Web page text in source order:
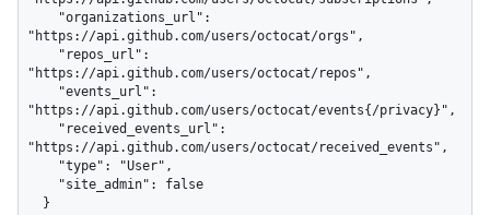
"https://api.github.com/users/octocat/orgs",
"https://api.github.com/users/octocat/repos",
"https://api.github.com/users/octocat/events{/privacy}",
"https://api.github.com/users/octocat/received_events",